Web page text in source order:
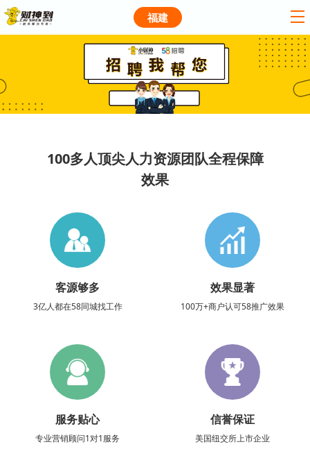
福建
100多人顶尖人力资源团队全程保障
效果
客源够多
3亿人都在58同城找工作
效果显著
100万+商户认可58推广效果
服务贴心
专业营销顾问1对1服务
信誉保证
美国纽交所上市企业